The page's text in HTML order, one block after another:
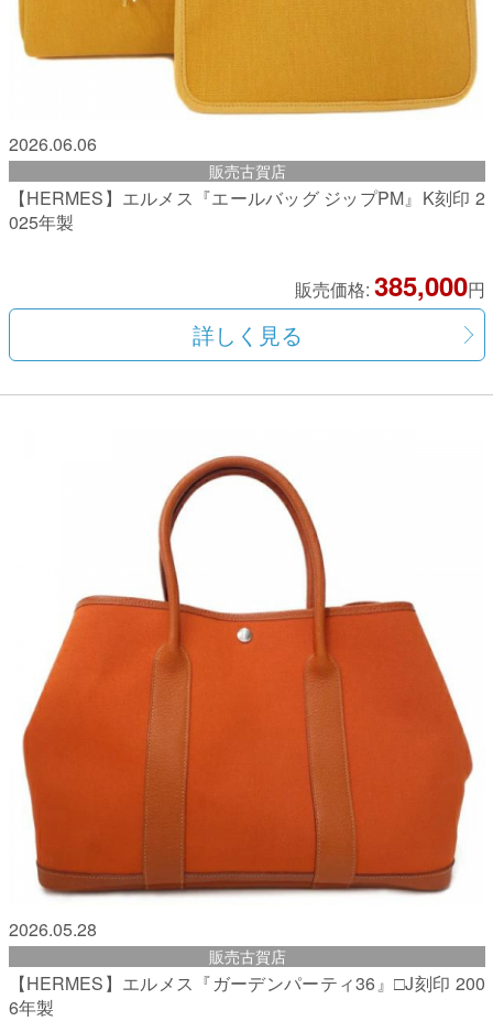
2026.06.06
販売古賀店
【HERMES】エルメス『エールバッグ ジップPM』K刻印 2
025年製
販売価格: 385,000円
詳しく見る
2026.05.28
販売古賀店
【HERMES】エルメス『ガーデンパーティ36』□J刻印 200
6年製